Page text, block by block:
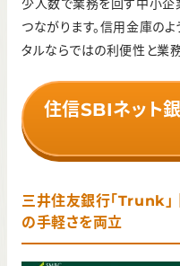
少人数で業務を回す中小企
つながります。信用金庫の
タルならではの利便性と業
住信SBIネット
三井住友銀行「Trunk」
の手軽さを両立